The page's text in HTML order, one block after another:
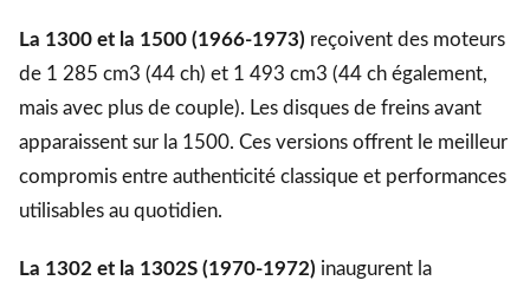
La 1300 et la 1500 (1966-1973) reçoivent des moteurs
de 1 285 cm3 (44 ch) et 1 493 cm3 (44 ch également,
mais avec plus de couple). Les disques de freins avant
apparaissent sur la 1500. Ces versions offrent le meilleur
compromis entre authenticité classique et performances
utilisables au quotidien.
La 1302 et la 1302S (1970-1972) inaugurent la